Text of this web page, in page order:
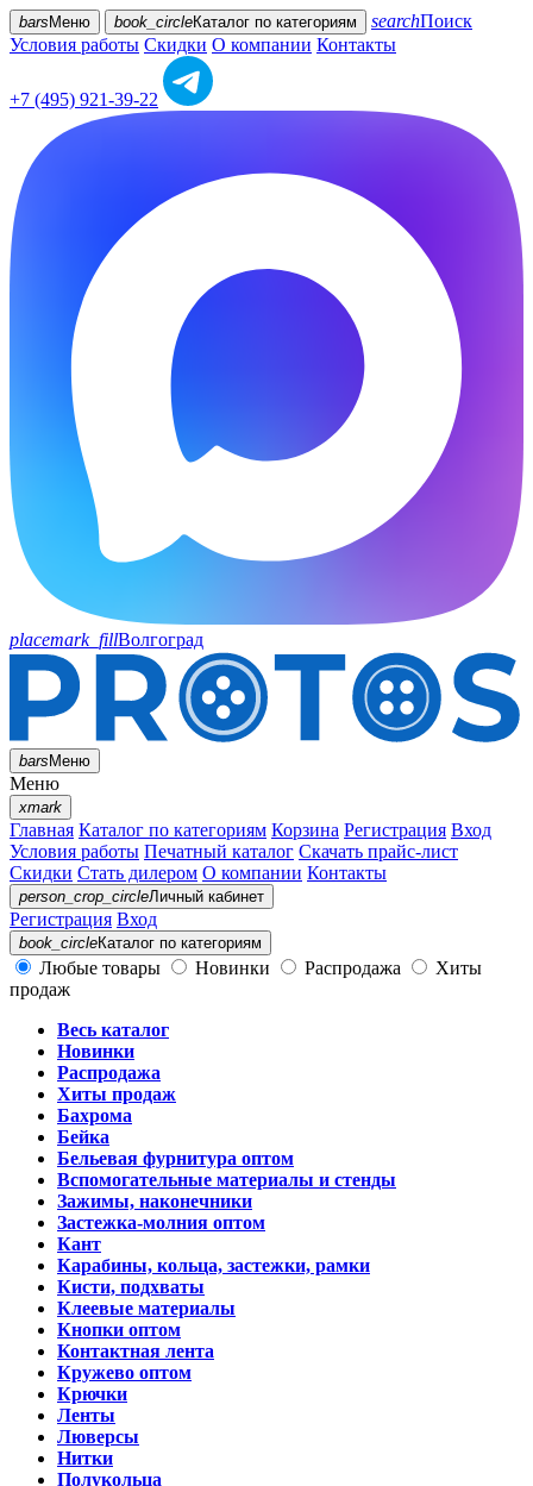
bars Меню book_circleКаталог по категориям searchПоиск
Условия работы Скидки О компании Контакты
+7 (495) 921-39-22
placemark_fillВолгоград
barsМеню
Меню
xmark
Главная Каталог по категориям Корзина Регистрация Вход
Условия работы Печатный каталог Скачать прайс-лист
Скидки Стать дилером О компании Контакты
person_crop_circleЛичный кабинет
Регистрация Вход
book_circleКаталог по категориям
Любые товары Новинки Распродажа
Хиты
продаж
Весь каталог
Новинки
Распродажа
Хиты продаж
Бахрома
Бейка
Бельевая фурнитура оптом
Вспомогательные материалы и стенды
Зажимы, наконечники
Застежка-молния оптом
Кант
Карабины, кольца, застежки, рамки
Кисти, подхваты
Клеевые материалы
Кнопки оптом
Контактная лента
Кружево оптом
Крючки
Ленты
Люверсы
Нитки
Полукольца